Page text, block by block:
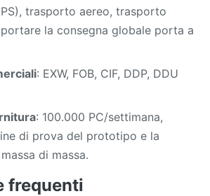
trasporto aereo, trasporto
la consegna globale porta a
: EXW, FOB, CIF, DDP, DDU
: 100.000 PC/settimana,
di prova del prototipo e la
di massa.
frequenti